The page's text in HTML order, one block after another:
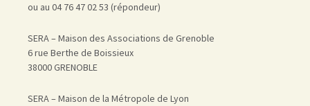
ou au 04 76 47 02 53 (répondeur)
SERA – Maison des Associations de Grenoble
6 rue Berthe de Boissieux
38000 GRENOBLE
SERA – Maison de la Métropole de Lyon